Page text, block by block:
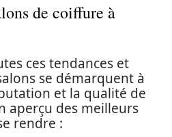
de coiffure à
ces tendances et
se démarquent à
et la qualité de
aperçu des meilleurs
rendre :